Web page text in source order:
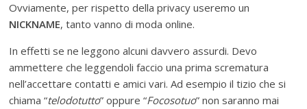
Ovviamente, per rispetto della privacy useremo un
NICKNAME, tanto vanno di moda online.
In effetti se ne leggono alcuni davvero assurdi. Devo
ammettere che leggendoli faccio una prima scrematura
nell’accettare contatti e amici vari. Ad esempio il tizio che si
chiama “telodotutto” oppure “Focosotuo” non saranno mai